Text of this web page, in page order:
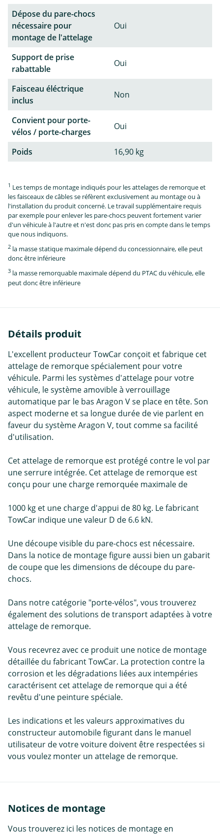
Dépose du pare-chocs
nécessaire pour
montage de l'attelage
Oui
Support de prise
rabattable
Oui
Faisceau éléctrique
inclus
Non
Convient pour porte-
vélos / porte-charges
Oui
Poids 16,90 kg
1 Les temps de montage indiqués pour les attelages de remorque et
les faisceaux de câbles se réfèrent exclusivement au montage ou à
l'installation du produit concerné. Le travail supplémentaire requis
par exemple pour enlever les pare-chocs peuvent fortement varier
d'un véhicule à l'autre et n'est donc pas pris en compte dans le temps
que nous indiquons.
2 la masse statique maximale dépend du concessionnaire, elle peut
donc être inférieure
3 la masse remorquable maximale dépend du PTAC du véhicule, elle
peut donc être inférieure
Détails produit
L'excellent producteur TowCar conçoit et fabrique cet
attelage de remorque spécialement pour votre
véhicule. Parmi les systèmes d'attelage pour votre
véhicule, le système amovible à verrouillage
automatique par le bas Aragon V se place en tête. Son
aspect moderne et sa longue durée de vie parlent en
faveur du système Aragon V, tout comme sa facilité
d'utilisation.
Cet attelage de remorque est protégé contre le vol par
une serrure intégrée. Cet attelage de remorque est
conçu pour une charge remorquée maximale de
1000 kg et une charge d'appui de 80 kg. Le fabricant
TowCar indique une valeur D de 6.6 kN.
Une découpe visible du pare-chocs est nécessaire.
Dans la notice de montage figure aussi bien un gabarit
de coupe que les dimensions de découpe du pare-
chocs.
Dans notre catégorie "porte-vélos", vous trouverez
également des solutions de transport adaptées à votre
attelage de remorque.
Vous recevrez avec ce produit une notice de montage
détaillée du fabricant TowCar. La protection contre la
corrosion et les dégradations liées aux intempéries
caractérisent cet attelage de remorque qui a été
revêtu d'une peinture spéciale.
Les indications et les valeurs approximatives du
constructeur automobile figurant dans le manuel
utilisateur de votre voiture doivent être respectées si
vous voulez monter un attelage de remorque.
Notices de montage
Vous trouverez ici les notices de montage en